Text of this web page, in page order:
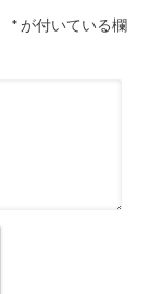
*が付いている欄